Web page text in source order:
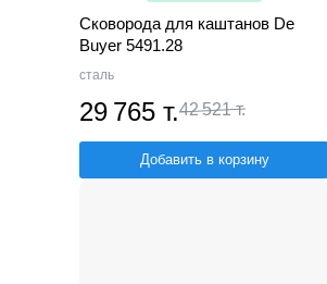
Сковорода для каштанов De
Buyer 5491.28
сталь
29 765 т.42 521 т.
Добавить в корзину